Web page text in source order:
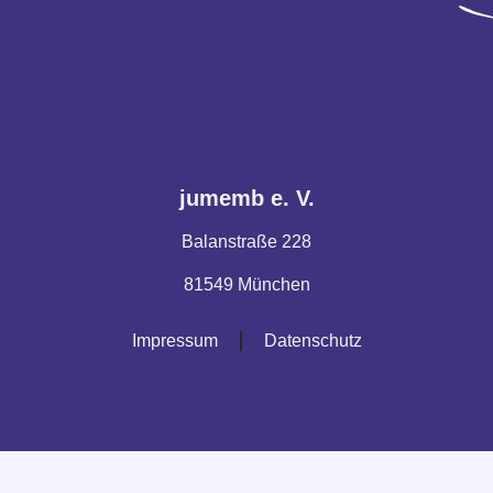
jumemb e. V.
Balanstraße 228
81549 München
Impressum Datenschutz